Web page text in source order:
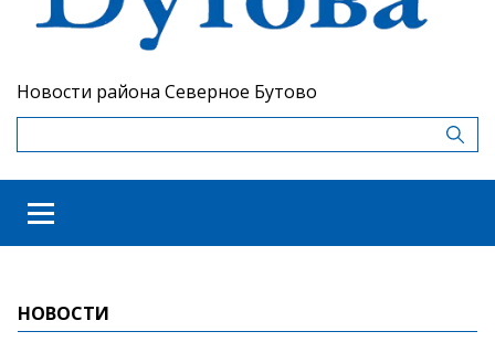
Новости района Северное Бутово
НОВОСТИ